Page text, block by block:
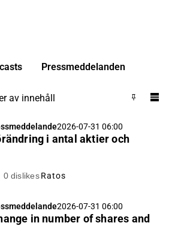
Pressmeddelanden
av innehåll
2026-07-31 06:00
i antal aktier och
0 dislikes Ratos
2026-07-31 06:00
in number of shares and